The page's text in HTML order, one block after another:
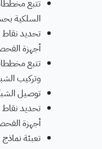
تتبع
السلكية
تحديد نقاط
أجهزة
تتبع
وتركيب
توصيل
تحديد نقاط
أجهزة
تعبئة